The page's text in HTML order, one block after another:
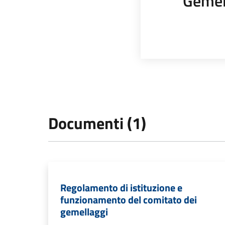
Documenti (1)
Regolamento di istituzione e
funzionamento del comitato dei
gemellaggi